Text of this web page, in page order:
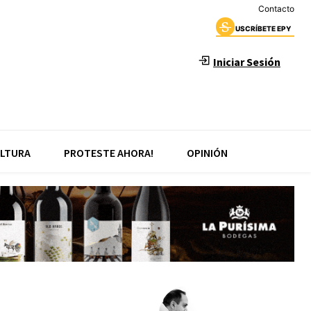
Contacto
USCRÍBETE EPY
Iniciar Sesión
PROTESTE AHORA! OPINIÓN